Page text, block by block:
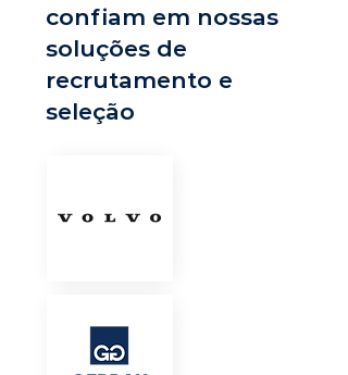
confiam em nossas
soluções de
recrutamento e
seleção